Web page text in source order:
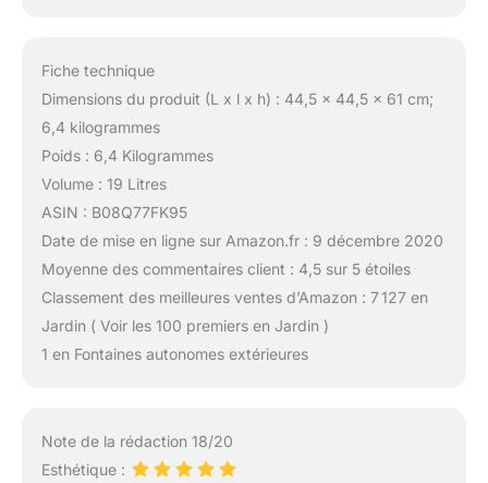
Fiche technique
Dimensions du produit (L x l x h) : 44,5 x 44,5 x 61 cm;
6,4 kilogrammes
Poids : 6,4 Kilogrammes
Volume : 19 Litres
ASIN : B08Q77FK95
Date de mise en ligne sur Amazon.fr : 9 décembre 2020
Moyenne des commentaires client : 4,5 sur 5 étoiles
Classement des meilleures ventes d’Amazon : 7 127 en
Jardin ( Voir les 100 premiers en Jardin )
1 en Fontaines autonomes extérieures
Note de la rédaction 18/20
Esthétique :